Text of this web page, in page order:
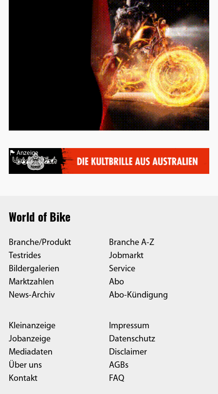
Anzeige
World of Bike
Branche/Produkt
Testrides
Bildergalerien
Marktzahlen
News-Archiv
Branche A-Z
Jobmarkt
Service
Abo
Abo-Kündigung
Kleinanzeige
Jobanzeige
Mediadaten
Über uns
Kontakt
Impressum
Datenschutz
Disclaimer
AGBs
FAQ